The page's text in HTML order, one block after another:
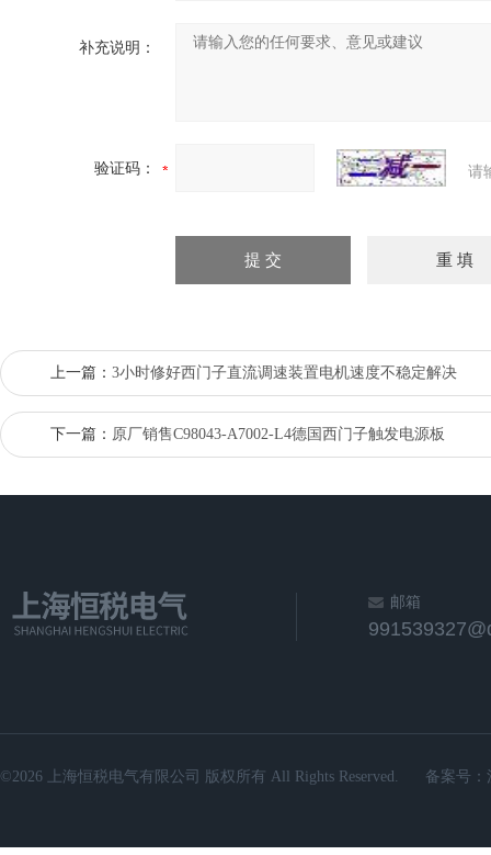
补充说明：
验证码： 请
上一篇： 3小时修好西门子直流调速装置电机速度不稳定解决
下一篇： 原厂销售C98043-A7002-L4德国西门子触发电源板
邮箱
©2026 上海恒税电气有限公司 版权所有 All Rights Reserved. 备案号：